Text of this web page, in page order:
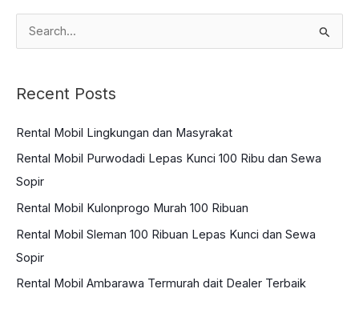
e
r
h
f
o
r
:
Recent Posts
Rental Mobil Lingkungan dan Masyrakat
Rental Mobil Purwodadi Lepas Kunci 100 Ribu dan Sewa
Sopir
Rental Mobil Kulonprogo Murah 100 Ribuan
Rental Mobil Sleman 100 Ribuan Lepas Kunci dan Sewa
Sopir
Rental Mobil Ambarawa Termurah dait Dealer Terbaik